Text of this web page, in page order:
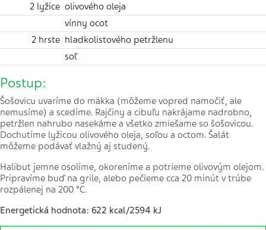
2 lyžice olivového oleja
vínny ocot
2 hrste hladkolistového petržlenu
soľ
Postup:
Šošovicu uvaríme do mäkka (môžeme vopred namočiť, ale
nemusíme) a scedíme. Rajčiny a cibuľu nakrájame nadrobno,
petržlen nahrubo nasekáme a všetko zmiešame so šošovicou.
Dochutíme lyžicou olivového oleja, soľou a octom. Šalát
môžeme podávať vlažný aj studený.
Halibut jemne osolíme, okoreníme a potrieme olivovým olejom.
Pripravíme buď na grile, alebo pečieme cca 20 minút v trúbe
rozpálenej na 200 °C.
Energetická hodnota: 622 kcal/2594 kJ